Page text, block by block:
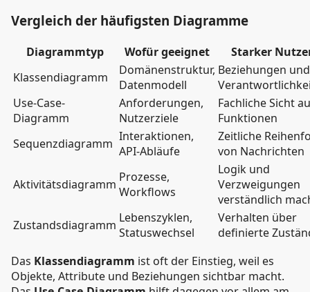
Vergleich der häufigsten Diagramme
Diagrammtyp Wofür geeignet
Starker
Klassendiagramm
Domänenstruktur,
Datenmodell
Beziehungen und
Use-Case-
Diagramm
Anforderungen,
Nutzerziele
Fachliche Sicht
Funktionen
Sequenzdiagramm Interaktionen,
API-Abläufe
Zeitliche
von Nachrichten
Aktivitätsdiagramm Prozesse,
Workflows
Logik und
Verzweigungen
verständlich
Zustandsdiagramm Lebenszyklen,
Statuswechsel
Verhalten über
definierte
Das Klassendiagramm ist oft der Einstieg, weil es
Objekte, Attribute und Beziehungen sichtbar macht.